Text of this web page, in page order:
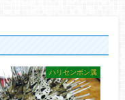
ハリセンボン属